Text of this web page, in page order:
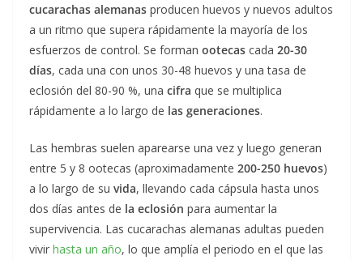
cucarachas alemanas producen huevos y nuevos adultos
a un ritmo que supera rápidamente la mayoría de los
esfuerzos de control. Se forman ootecas cada 20-30
días, cada una con unos 30-48 huevos y una tasa de
eclosión del 80-90 %, una cifra que se multiplica
rápidamente a lo largo de las generaciones.
Las hembras suelen aparearse una vez y luego generan
entre 5 y 8 ootecas (aproximadamente 200-250 huevos)
a lo largo de su vida, llevando cada cápsula hasta unos
dos días antes de la eclosión para aumentar la
supervivencia. Las cucarachas alemanas adultas pueden
vivir hasta un año, lo que amplía el periodo en el que las